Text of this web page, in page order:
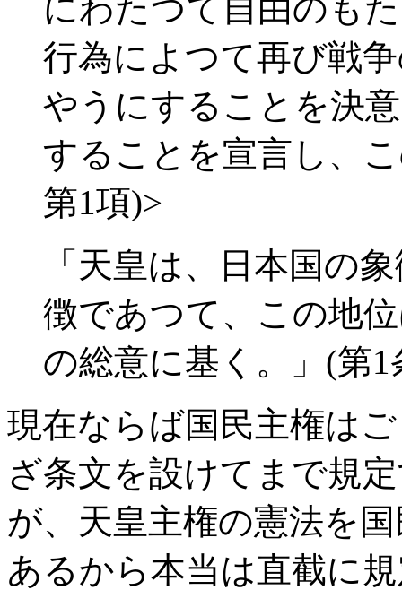
にわたつて自由のも
行為によつて再び戦
やうにすることを決
することを宣言し、
第1項)>
「天皇は、日本国の
徴であつて、この地
の総意に基く。」(第1
現在ならば国民主権は
ざ条文を設けてまで規
が、天皇主権の憲法を
あるから本当は直截に